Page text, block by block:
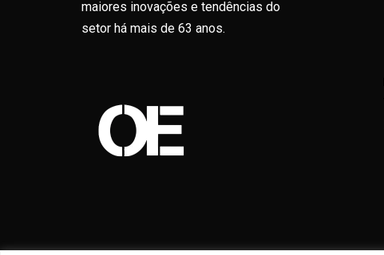
maiores inovações e tendências do
setor há mais de 63 anos.